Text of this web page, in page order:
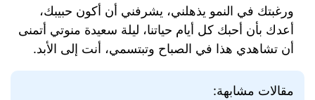
ورغبتك في النمو يذهلني، يشرفني أن أكون حبيبك،
أعدك بأن أحبك كل أيام حياتنا، ليلة سعيدة منوتي أتمنى
أن تشاهدي هذا في الصباح وتبتسمي، أنت إلى الأبد.
مقالات مشابهة: